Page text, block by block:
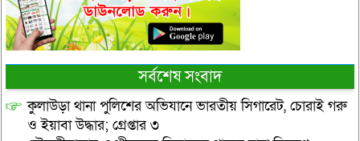
সর্বশেষ সংবাদ
কুলাউড়া থানা পুলিশের অভিযানে ভারতীয় সিগারেট, চোরাই গরু
ও ইয়াবা উদ্ধার; গ্রেপ্তার ৩